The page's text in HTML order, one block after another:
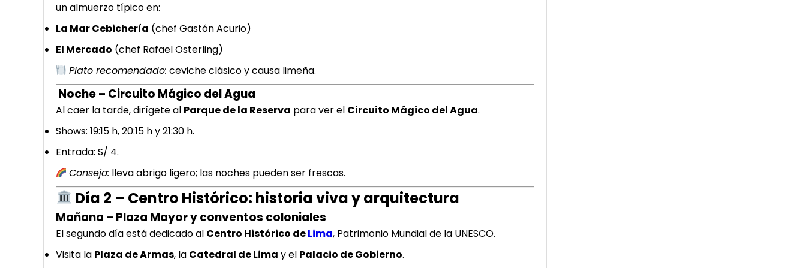
un almuerzo típico en:
La Mar Cebichería (chef Gastón Acurio)
El Mercado (chef Rafael Osterling)
Plato recomendado: ceviche clásico y causa limeña.
Noche – Circuito Mágico del Agua
Al caer la tarde, dirígete al Parque de la Reserva para ver el Circuito Mágico del Agua.
Shows: 19:15 h, 20:15 h y 21:30 h.
Entrada: S/ 4.
Consejo: lleva abrigo ligero; las noches pueden ser frescas.
Día 2 – Centro Histórico: historia viva y arquitectura
Mañana – Plaza Mayor y conventos coloniales
El segundo día está dedicado al Centro Histórico deLima, Patrimonio Mundial de la UNESCO.
Visita la Plaza de Armas, la Catedral de Lima y el Palacio de Gobierno.